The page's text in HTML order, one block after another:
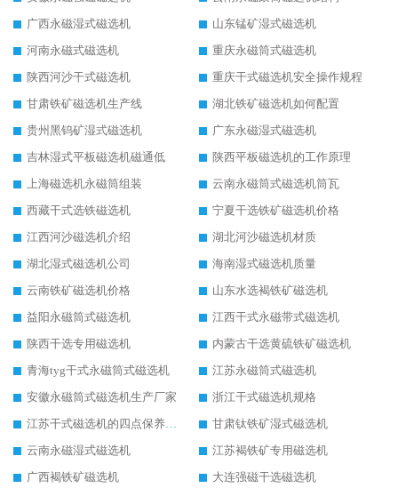
广西永磁湿式磁选机
山东锰矿湿式磁选机
河南永磁式磁选机
重庆永磁筒式磁选机
陕西河沙干式磁选机
重庆干式磁选机安全操作规程
甘肃铁矿磁选机生产线
湖北铁矿磁选机如何配置
贵州黑钨矿湿式磁选机
广东永磁湿式磁选机
吉林湿式平板磁选机磁通低
陕西平板磁选机的工作原理
上海磁选机永磁筒组装
云南永磁筒式磁选机筒瓦
西藏干式选铁磁选机
宁夏干选铁矿磁选机价格
江西河沙磁选机介绍
湖北河沙磁选机材质
湖北湿式磁选机公司
海南湿式磁选机质量
云南铁矿磁选机价格
山东水选褐铁矿磁选机
益阳永磁筒式磁选机
江西干式永磁带式磁选机
陕西干选专用磁选机
内蒙古干选黄硫铁矿磁选机
青海tyg干式永磁筒式磁选机
江苏永磁筒式磁选机
安徽永磁筒式磁选机生产厂家
浙江干式磁选机规格
江苏干式磁选机的四点保养秘籍
甘肃钛铁矿湿式磁选机
云南永磁湿式磁选机
江苏褐铁矿专用磁选机
广西褐铁矿磁选机
大连强磁干选磁选机